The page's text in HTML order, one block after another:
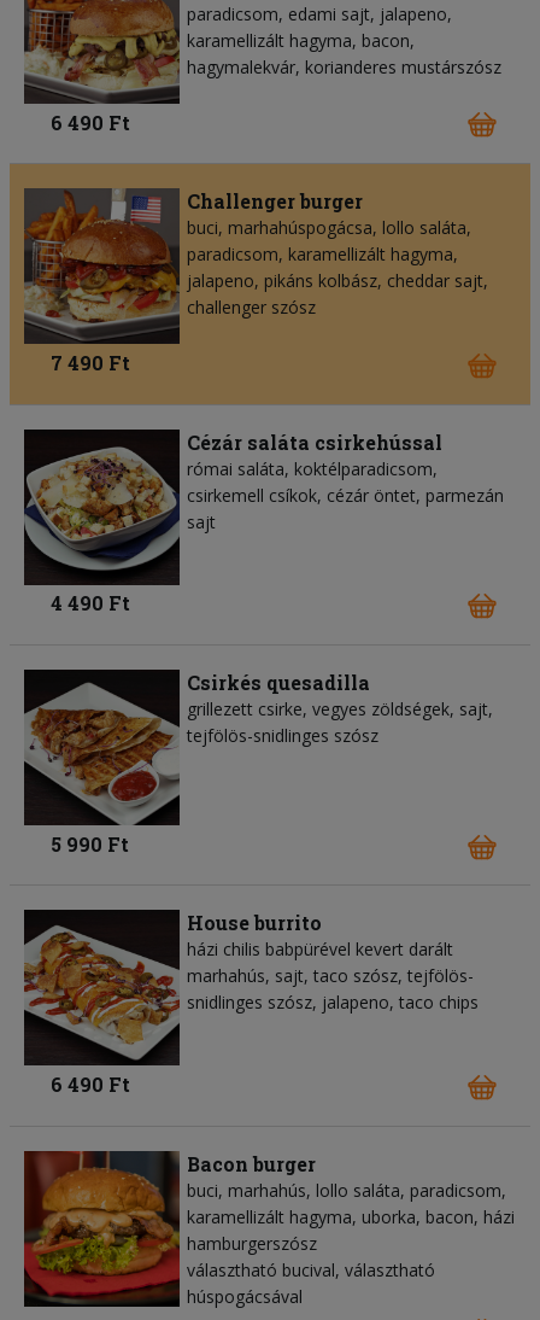
paradicsom, edami sajt, jalapeno,
karamellizált hagyma, bacon,
hagymalekvár, korianderes mustárszósz
6 490 Ft
Challenger burger
buci, marhahúspogácsa, lollo saláta,
paradicsom, karamellizált hagyma,
jalapeno, pikáns kolbász, cheddar sajt,
challenger szósz
7 490 Ft
Cézár saláta csirkehússal
római saláta, koktélparadicsom,
csirkemell csíkok, cézár öntet, parmezán
sajt
4 490 Ft
Csirkés quesadilla
grillezett csirke, vegyes zöldségek, sajt,
tejfölös-snidlinges szósz
5 990 Ft
House burrito
házi chilis babpürével kevert darált
marhahús, sajt, taco szósz, tejfölös-
snidlinges szósz, jalapeno, taco chips
6 490 Ft
Bacon burger
buci, marhahús, lollo saláta, paradicsom,
karamellizált hagyma, uborka, bacon, házi
hamburgerszósz
választható bucival, választható
húspogácsával